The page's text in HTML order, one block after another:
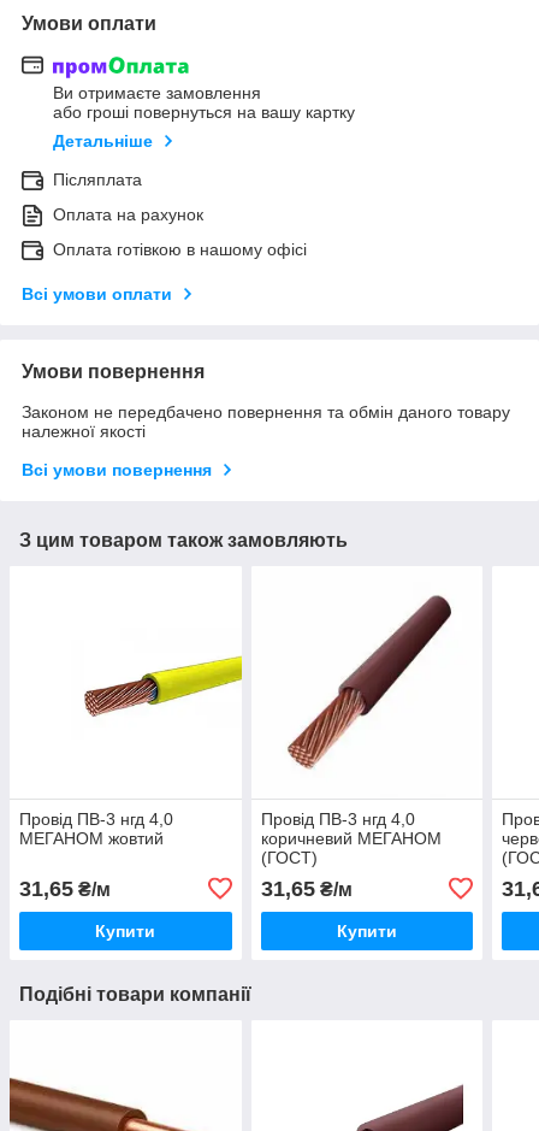
Умови оплати
Ви отримаєте замовлення
або гроші повернуться на вашу картку
Детальніше
Післяплата
Оплата на рахунок
Оплата готівкою в нашому офісі
Всі умови оплати
Умови повернення
Законом не передбачено повернення та обмін даного товару
належної якості
Всі умови повернення
З цим товаром також замовляють
Провід ПВ-3 нгд 4,0
МЕГАНОМ жовтий
31,65 ₴/м
Купити
Провід ПВ-3 нгд 4,0
коричневий МЕГАНОМ
(ГОСТ)
31,65₴/м
Купити
Подібні товари компанії